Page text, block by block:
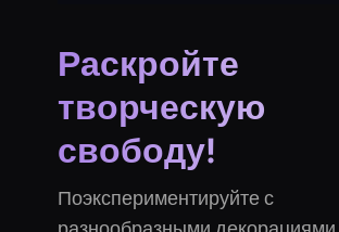
Раскройте
творческую
свободу!
Поэкспериментируйте с